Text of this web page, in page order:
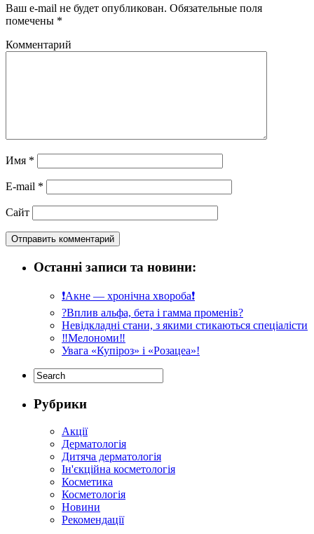
Ваш e-mail не будет опубликован. Обязательные поля
помечены *
Комментарий
Имя *
E-mail *
Сайт
Останні записи та новини:
❗️Акне — хронічна хвороба❗️
?Вплив альфа, бета і гамма променів?
Невідкладні стани, з якими стикаються спеціалісти
‼️Мелономи‼️
Увага «Купіроз» і «Розацеа»!
Рубрики
Акції
Дерматологія
Дитяча дерматологія
Ін'єкційна косметологія
Косметика
Косметологія
Новини
Рекомендації